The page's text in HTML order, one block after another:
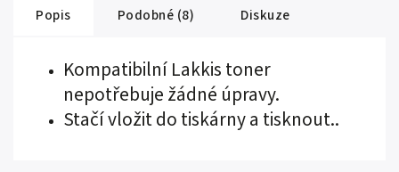
Popis Podobné (8) Diskuze
Kompatibilní Lakkis toner
nepotřebuje žádné úpravy.
Stačí vložit do tiskárny a tisknout..